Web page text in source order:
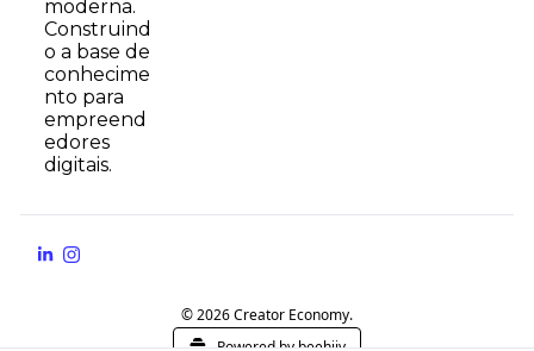
moderna.
Construind
o a base de
conhecime
nto para
empreend
edores
digitais.
© 2026 Creator Economy.